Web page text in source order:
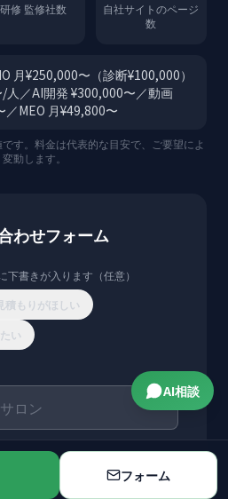
修 監修社数
自社サイトのページ
数
月¥250,000〜（診断¥100,000）
人／AI開発 ¥300,000〜／動画
／MEO 月¥49,800〜
す。料金は代表的な目安で、ご要望によ
変動します。
わせフォーム
下書きが入ります（任意）
積もりがほしい
い
フォーム
AI相談